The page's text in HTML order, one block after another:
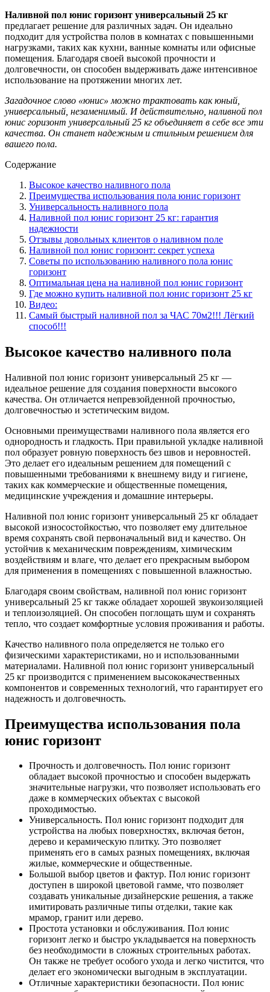
Наливной пол юнис горизонт универсальный 25 кг
предлагает решение для различных задач. Он идеально
подходит для устройства полов в комнатах с повышенными
нагрузками, таких как кухни, ванные комнаты или офисные
помещения. Благодаря своей высокой прочности и
долговечности, он способен выдерживать даже интенсивное
использование на протяжении многих лет.
Загадочное слово «юнис» можно трактовать как юный,
универсальный, незаменимый. И действительно, наливной пол
юнис горизонт универсальный 25 кг объединяет в себе все эти
качества. Он станет надежным и стильным решением для
вашего пола.
Содержание
Высокое качество наливного пола
Преимущества использования пола юнис горизонт
Универсальность наливного пола
Наливной пол юнис горизонт 25 кг: гарантия
надежности
Отзывы довольных клиентов о наливном поле
Наливной пол юнис горизонт: секрет успеха
Советы по использованию наливного пола юнис
горизонт
Оптимальная цена на наливной пол юнис горизонт
Где можно купить наливной пол юнис горизонт 25 кг
Видео:
Самый быстрый наливной пол за ЧАС 70м2!!! Лёгкий
способ!!!
Высокое качество наливного пола
Наливной пол юнис горизонт универсальный 25 кг —
идеальное решение для создания поверхности высокого
качества. Он отличается непревзойденной прочностью,
долговечностью и эстетическим видом.
Основными преимуществами наливного пола является его
однородность и гладкость. При правильной укладке наливной
пол образует ровную поверхность без швов и неровностей.
Это делает его идеальным решением для помещений с
повышенными требованиями к внешнему виду и гигиене,
таких как коммерческие и общественные помещения,
медицинские учреждения и домашние интерьеры.
Наливной пол юнис горизонт универсальный 25 кг обладает
высокой износостойкостью, что позволяет ему длительное
время сохранять свой первоначальный вид и качество. Он
устойчив к механическим повреждениям, химическим
воздействиям и влаге, что делает его прекрасным выбором
для применения в помещениях с повышенной влажностью.
Благодаря своим свойствам, наливной пол юнис горизонт
универсальный 25 кг также обладает хорошей звукоизоляцией
и теплоизоляцией. Он способен поглощать шум и сохранять
тепло, что создает комфортные условия проживания и работы.
Качество наливного пола определяется не только его
физическими характеристиками, но и использованными
материалами. Наливной пол юнис горизонт универсальный
25 кг производится с применением высококачественных
компонентов и современных технологий, что гарантирует его
надежность и долговечность.
Преимущества использования пола
юнис горизонт
Прочность и долговечность. Пол юнис горизонт
обладает высокой прочностью и способен выдержать
значительные нагрузки, что позволяет использовать его
даже в коммерческих объектах с высокой
проходимостью.
Универсальность. Пол юнис горизонт подходит для
устройства на любых поверхностях, включая бетон,
дерево и керамическую плитку. Это позволяет
применять его в самых разных помещениях, включая
жилые, коммерческие и общественные.
Большой выбор цветов и фактур. Пол юнис горизонт
доступен в широкой цветовой гамме, что позволяет
создавать уникальные дизайнерские решения, а также
имитировать различные типы отделки, такие как
мрамор, гранит или дерево.
Простота установки и обслуживания. Пол юнис
горизонт легко и быстро укладывается на поверхность
без необходимости в сложных строительных работах.
Он также не требует особого ухода и легко чистится, что
делает его экономически выгодным в эксплуатации.
Отличные характеристики безопасности. Пол юнис